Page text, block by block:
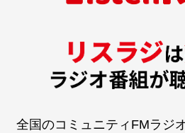
全国のコミュニティFMラジ